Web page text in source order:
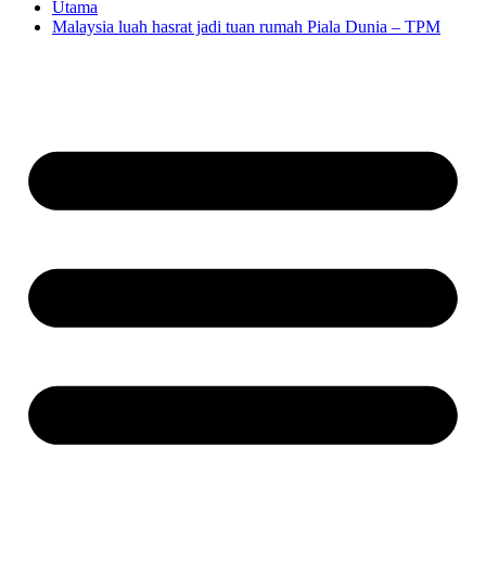
Utama
Malaysia luah hasrat jadi tuan rumah Piala Dunia – TPM